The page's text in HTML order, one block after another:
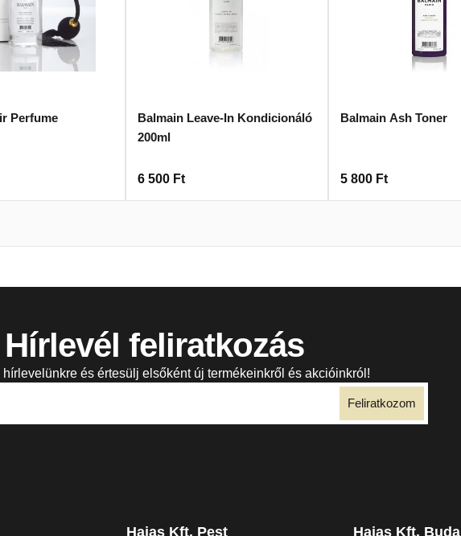
Perfume
Balmain Leave-In Kondicionáló
200ml
6 500 Ft
Balmain Ash Toner
5 800 Ft
Hírlevél feliratkozás
hírlevelünkre és értesülj elsőként új termékeinkről és akcióinkról!
Feliratkozom
Hajas Kft. Pest Hajas Kft. Buda